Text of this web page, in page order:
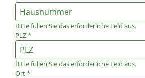
Bitte füllen Sie das erforderliche Feld aus.
PLZ*
Bitte füllen Sie das erforderliche Feld aus.
Ort*